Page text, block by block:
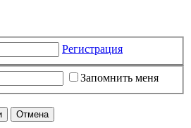
Регистрация
Запомнить меня
Отмена